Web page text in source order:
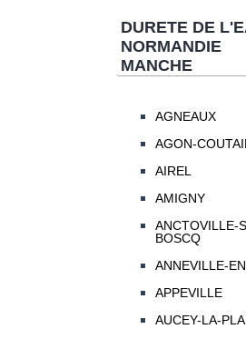
DURETE DE
NORMANDIE
MANCHE
AGNEAUX
AGON-
AIREL
AMIGNY
ANCTOVILLE-
BOSCQ
ANNEVILLE-
APPEVILLE
AUCEY-LA-